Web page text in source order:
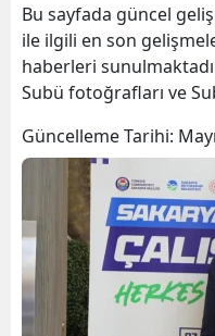
Bu sayfada güncel
ile ilgili en son
haberleri
Subü fotoğrafları ve
Güncelleme Tarihi: